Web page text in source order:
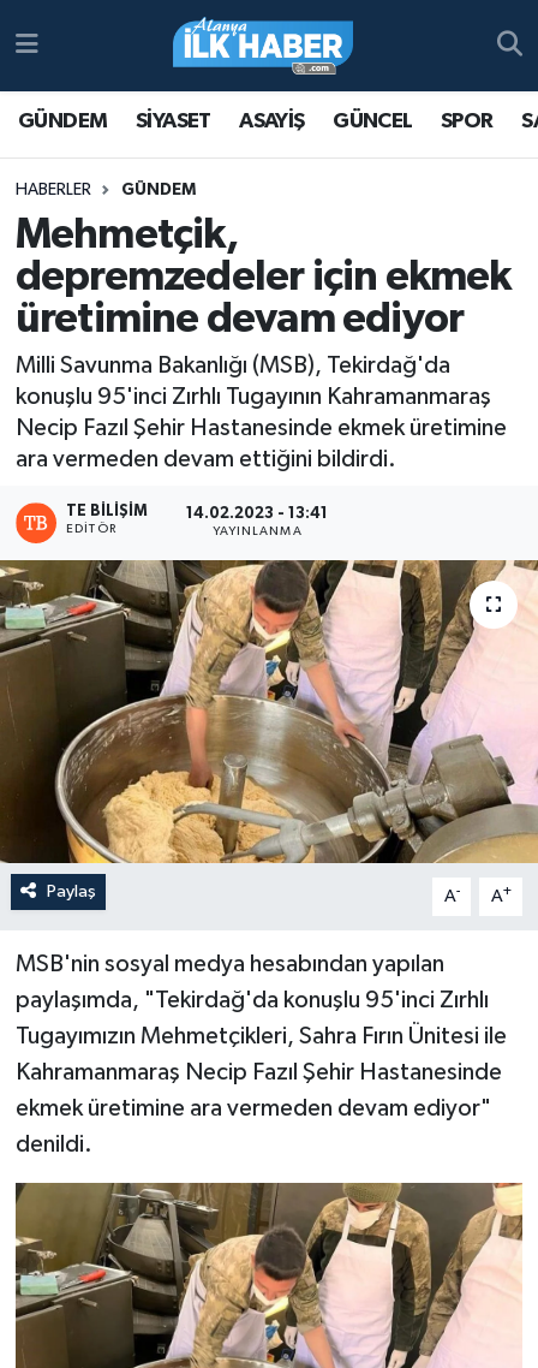
GÜNDEM SİYASET ASAYİŞ GÜNCEL SPOR
HABERLER GÜNDEM
Mehmetçik,
depremzedeler için ekmek
üretimine devam ediyor
Milli Savunma Bakanlığı (MSB), Tekirdağ'da
konuşlu 95'inci Zırhlı Tugayının Kahramanmaraş
Necip Fazıl Şehir Hastanesinde ekmek üretimine
ara vermeden devam ettiğini bildirdi.
TE BILIŞIM
EDITÖR
14.02.2023 - 13:41
YAYINLANMA
Paylaş A- A+
MSB'nin sosyal medya hesabından yapılan
paylaşımda, "Tekirdağ'da konuşlu 95'inci Zırhlı
Tugayımızın Mehmetçikleri, Sahra Fırın Ünitesi ile
Kahramanmaraş Necip Fazıl Şehir Hastanesinde
ekmek üretimine ara vermeden devam ediyor"
denildi.
Antalya Nöbetçi Eczaneler
Antalya Namaz Vakitleri
Antalya Trafik Yoğunluk Haritası
Süper Lig Puan Durumu ve Fikstür
Tüm Manşetler
Son Dakika Haberleri
Haber Arşivi